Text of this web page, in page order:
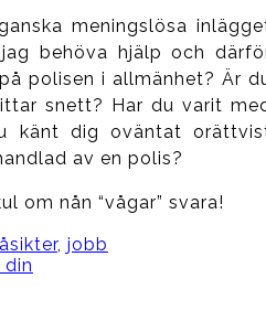
meningslösa
behöva hjälp och
polisen i allmänhet? Är
snett? Har du varit
känt dig oväntat
av en polis?
om nån “vågar” svara!
åsikter, jobb